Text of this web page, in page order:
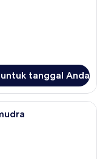
tanggal Anda
Keluarga, pemandangan